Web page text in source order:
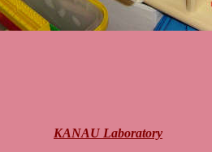
KANAU Laboratory